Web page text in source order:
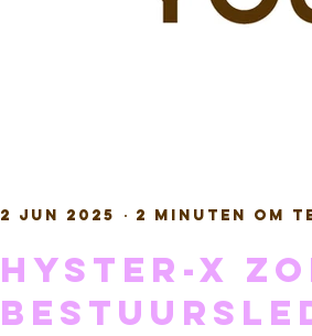
Hyster-x
2 jun 2025 2 minuten om